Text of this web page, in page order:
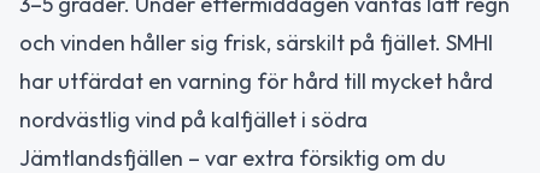
och vinden håller sig frisk, särskilt på fjället. SMHI
har utfärdat en varning för hård till mycket hård
nordvästlig vind på kalfjället i södra
Jämtlandsfjällen – var extra försiktig om du